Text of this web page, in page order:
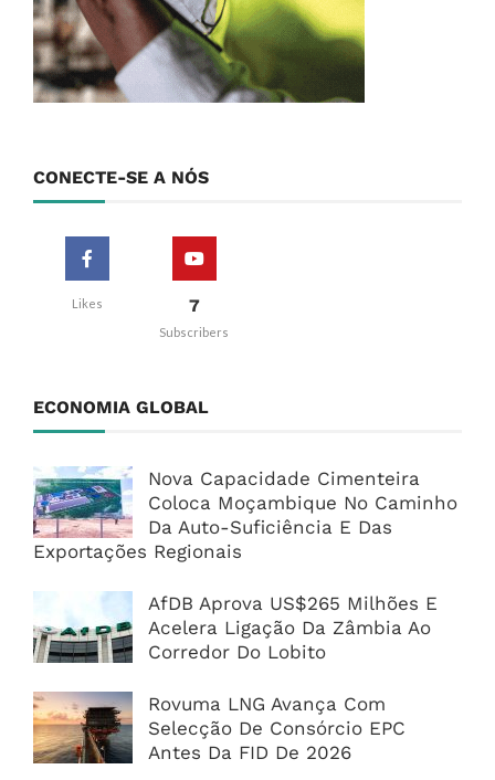
CONECTE-SE A NÓS
Likes 7
Subscribers
ECONOMIA GLOBAL
Nova Capacidade Cimenteira
Coloca Moçambique No Caminho
Da Auto-Suficiência E Das
Exportações Regionais
AfDB Aprova US$265 Milhões E
Acelera Ligação Da Zâmbia Ao
Corredor Do Lobito
Rovuma LNG Avança Com
Selecção De Consórcio EPC
Antes Da FID De 2026